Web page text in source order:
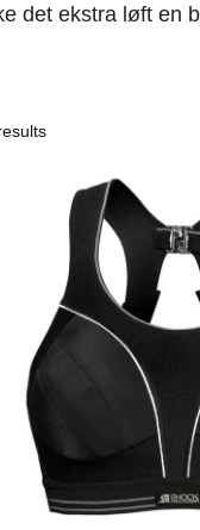
det ekstra løft en